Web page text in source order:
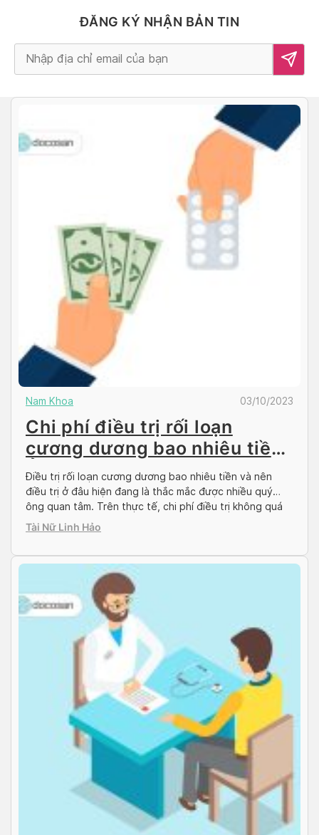
ĐĂNG KÝ NHẬN BẢN TIN
Nam Khoa 03/10/2023
Chi phí điều trị rối loạn
cương dương bao nhiêu tiền?
Ở đâu?
Điều trị rối loạn cương dương bao nhiêu tiền và nên
điều trị ở đâu hiện đang là thắc mắc được nhiều quý
ông quan tâm. Trên thực tế, chi phí điều trị không quá
cao đối với các trường hợp bệnh ở mức độ nhẹ và
Tài Nữ Linh Hảo